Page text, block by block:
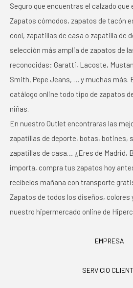
Seguro que encuentras el calzado que
Zapatos cómodos, zapatos de tacón
cool, zapatillas de casa o zapatilla de
selección más amplia de zapatos de
reconocidas: Garatti, Lacoste,
Smith, Pepe Jeans, … y muchas más.
catálogo online todo tipo de zapatos
niñas.
En nuestro Outlet encontraras las
zapatillas de deporte, botas, botines,
zapatillas de casa… ¿Eres de Madrid,
importa, compra tus zapatos hoy
recíbelos mañana con transporte
Zapatos de todos los diseños, colores
nuestro hipermercado online de
EMPRESA
SERVICIO